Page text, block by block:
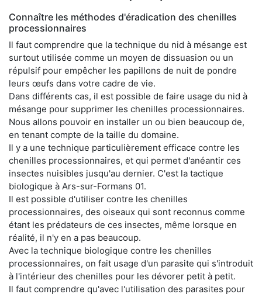
Connaître les méthodes d'éradication des chenilles
processionnaires
Il faut comprendre que la technique du nid à mésange est
surtout utilisée comme un moyen de dissuasion ou un
répulsif pour empêcher les papillons de nuit de pondre
leurs œufs dans votre cadre de vie.
Dans différents cas, il est possible de faire usage du nid à
mésange pour supprimer les chenilles processionnaires.
Nous allons pouvoir en installer un ou bien beaucoup de,
en tenant compte de la taille du domaine.
Il y a une technique particulièrement efficace contre les
chenilles processionnaires, et qui permet d'anéantir ces
insectes nuisibles jusqu'au dernier. C'est la tactique
biologique à Ars-sur-Formans 01.
Il est possible d'utiliser contre les chenilles
processionnaires, des oiseaux qui sont reconnus comme
étant les prédateurs de ces insectes, même lorsque en
réalité, il n'y en a pas beaucoup.
Avec la technique biologique contre les chenilles
processionnaires, on fait usage d'un parasite qui s'introduit
à l'intérieur des chenilles pour les dévorer petit à petit.
Il faut comprendre qu'avec l'utilisation des parasites pour